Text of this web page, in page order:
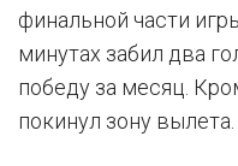
финальной части
минутах забил два
победу за месяц.
покинул зону вылета.